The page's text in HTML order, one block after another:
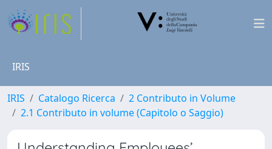
IRIS
IRIS Catalogo Ricerca
2 Contributo in Volume
2.1 Contributo in volume (Capitolo o Saggio)